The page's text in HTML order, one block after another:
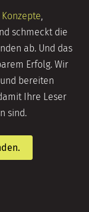
Konzepte,
schmeckt die
ab. Und das
Erfolg. Wir
bereiten
Ihre Leser
sind.